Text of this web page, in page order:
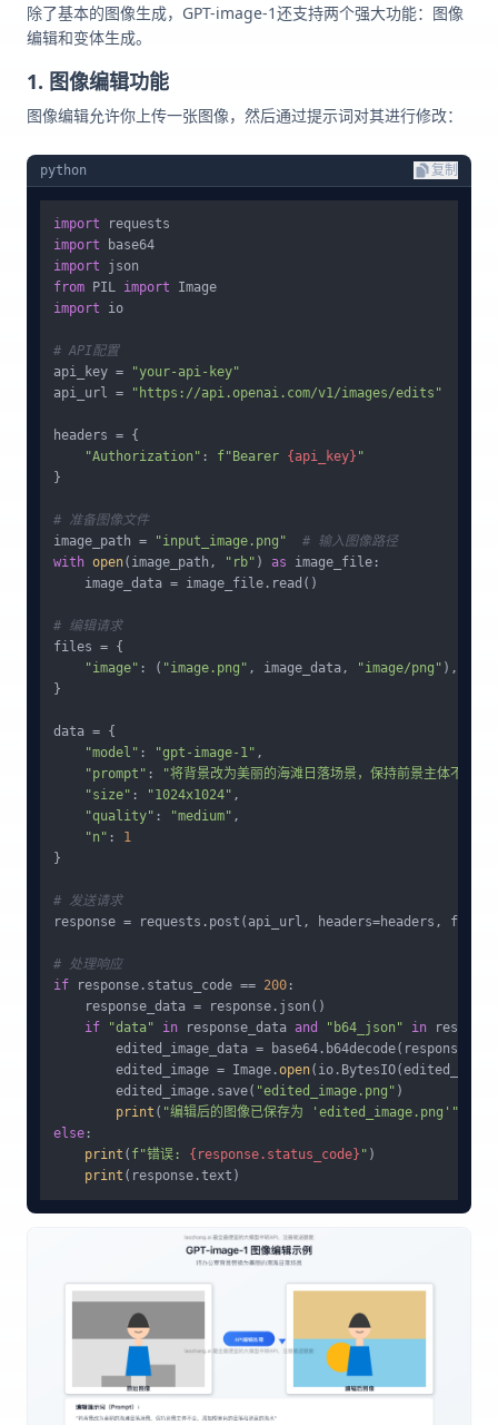
除了基本的图像生成，GPT-image-1还支持两个强大功能：图像
编辑和变体生成。
1. 图像编辑功能
图像编辑允许你上传一张图像，然后通过提示词对其进行修改：
python 复制
import
import
import
from PIL import
import io
# API配置
api_key =
"your-api-key"
api_url =
"https://api.openai.com/v1/images/edits"
headers = {
"Authorization" : f"Bearer {api_key} "
}
# 准备图像文件
image_path =
"input_image.png"
# 输入图像路径
with open(image_path, "rb" ) as image_file:
    image_data = image_file.read()
# 编辑请求
files = {
"image" : ( "image.png" , image_data, "image/png" ),
}
data = {
"model" : "gpt-image-1" ,
"prompt" : "将背景改为美丽的海滩日落场景，保持前景主体不变"
"size" : "1024x1024" ,
"quality" : "medium" ,
"n" : 1
}
# 发送请求
response = requests.post(api_url, headers=headers,
# 处理响应
if response.status_code == 200 :
    response_data = response.json()
if
"data" in response_data and "b64_json" in
edited_image_data =
        edited_image = Image.
open
        edited_image.save(
"edited_image.png" )
print ( "编辑后的图像已保存为 'edited_image.png'"
else :
print ( f"错误: {response.status_code} " )
print